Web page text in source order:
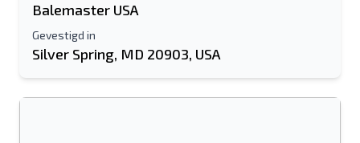
Balemaster USA
Gevestigd in
Silver Spring, MD 20903, USA